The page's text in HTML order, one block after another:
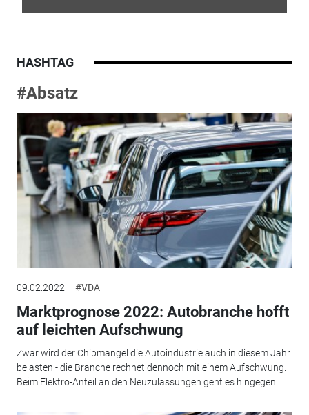
HASHTAG
#Absatz
09.02.2022 #VDA
Marktprognose 2022: Autobranche hofft
auf leichten Aufschwung
Zwar wird der Chipmangel die Autoindustrie auch in diesem Jahr
belasten - die Branche rechnet dennoch mit einem Aufschwung.
Beim Elektro-Anteil an den Neuzulassungen geht es hingegen...